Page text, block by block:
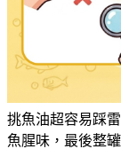
挑魚油超容易踩
魚腥味，最後整